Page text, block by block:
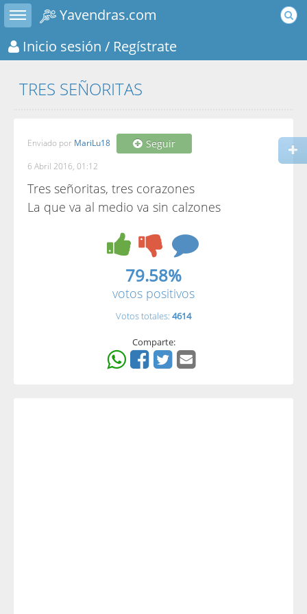
Toggle sidebar
Yavendras.com
Inicio sesión / Regístrate
TRES SEÑORITAS
Enviado por MariLu18 Seguir
6 Abril 2016, 01:12
Tres señoritas, tres corazones
La que va al medio va sin calzones
79.58%
votos positivos
Votos totales: 4614
Comparte: